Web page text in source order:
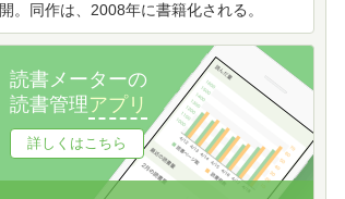
開。同作は、2008年に書籍化される。
読書メーターの
読書管理アプリ
詳しくはこちら